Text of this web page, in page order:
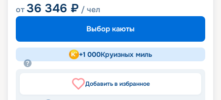
от36 346 ₽ / чел
Выбор каюты
+1 000Круизных миль
Добавить в избранное